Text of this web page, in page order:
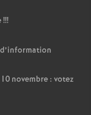
!!!
novembre : votez